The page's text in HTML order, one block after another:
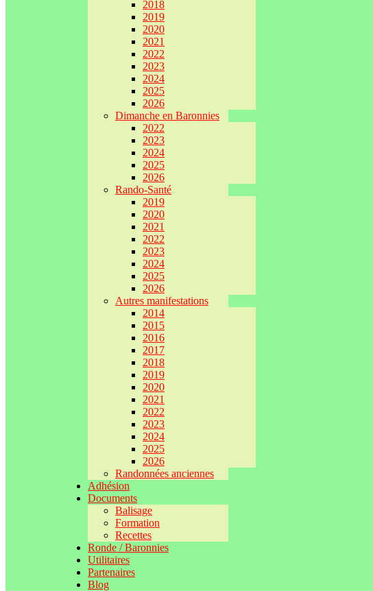
2018
2019
2020
2021
2022
2023
2024
2025
2026
Dimanche en Baronnies
2022
2023
2024
2025
2026
Rando-Santé
2019
2020
2021
2022
2023
2024
2025
2026
Autres manifestations
2014
2015
2016
2017
2018
2019
2020
2021
2022
2023
2024
2025
2026
Randonnées anciennes
Adhésion
Documents
Balisage
Formation
Recettes
Ronde / Baronnies
Utilitaires
Partenaires
Blog